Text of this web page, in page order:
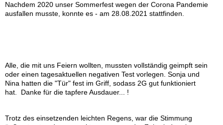
Nachdem 2020 unser Sommerfest wegen der Corona Pandemie
ausfallen musste, konnte es - am 28.08.2021 stattfinden.
Alle, die mit uns Feiern wollten, mussten vollständig geimpft sein
oder einen tagesaktuellen negativen Test vorlegen. Sonja und
Nina hatten die "Tür" fest im Griff, sodass 2G gut funktioniert
hat. Danke für die tapfere Ausdauer... !
Trotz des einsetzenden leichten Regens, war die Stimmung